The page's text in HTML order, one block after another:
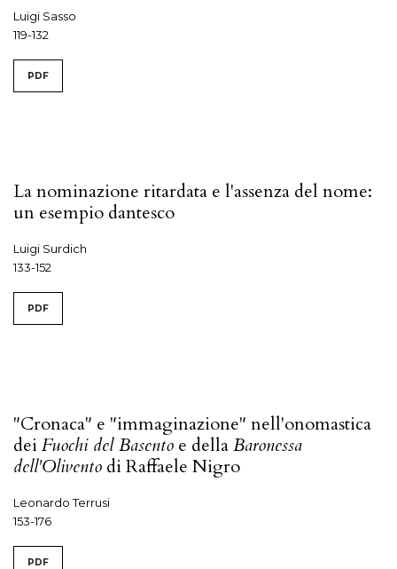
Luigi Sasso
119-132
PDF
La nominazione ritardata e l'assenza del nome:
un esempio dantesco
Luigi Surdich
133-152
PDF
"Cronaca" e "immaginazione" nell'onomastica
deiFuochi del Basento e dellaBaronessa
dell'Olivento di Raffaele Nigro
Leonardo Terrusi
153-176
PDF